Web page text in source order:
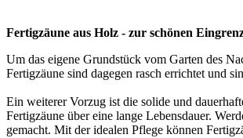
Fertigzäune aus Holz - zur schönen
Um das eigene Grundstück vom Garten des
Fertigzäune sind dagegen rasch errichtet und
Ein weiterer Vorzug ist die solide und
Fertigzäune über eine lange Lebensdauer.
gemacht. Mit der idealen Pflege können